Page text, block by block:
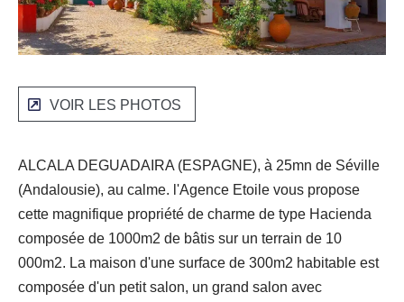
VOIR LES PHOTOS
ALCALA DEGUADAIRA (ESPAGNE), à 25mn de Séville
(Andalousie), au calme. l'Agence Etoile vous propose
cette magnifique propriété de charme de type Hacienda
composée de 1000m2 de bâtis sur un terrain de 10
000m2. La maison d'une surface de 300m2 habitable est
composée d'un petit salon, un grand salon avec